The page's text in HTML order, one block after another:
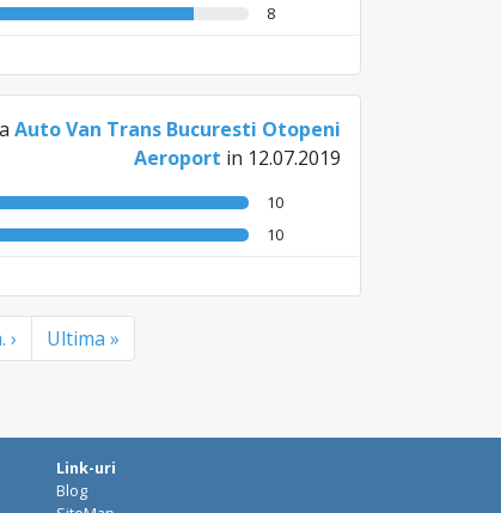
8
Auto Van Trans Bucuresti Otopeni
Aeroport in 12.07.2019
10
10
› Ultima »
Link-uri
Blog